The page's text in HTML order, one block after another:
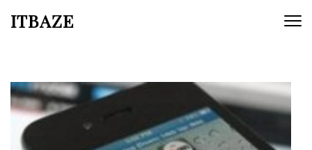
ITBAZE